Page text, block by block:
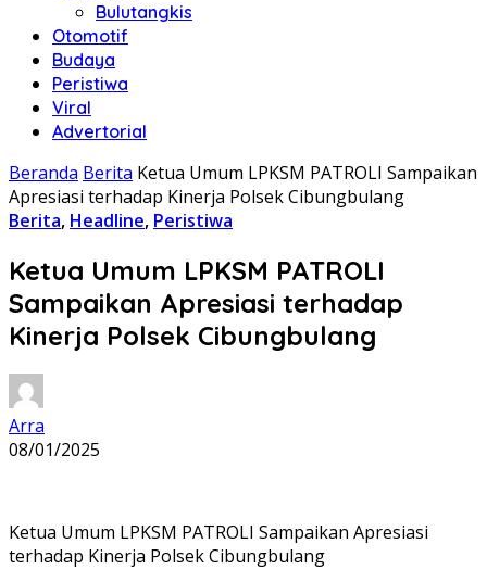
Bulutangkis
Otomotif
Budaya
Peristiwa
Viral
Advertorial
Beranda Berita Ketua Umum LPKSM PATROLI Sampaikan
Apresiasi terhadap Kinerja Polsek Cibungbulang
Berita, Headline, Peristiwa
Ketua Umum LPKSM PATROLI
Sampaikan Apresiasi terhadap
Kinerja Polsek Cibungbulang
Arra
08/01/2025
Ketua Umum LPKSM PATROLI Sampaikan Apresiasi
terhadap Kinerja Polsek Cibungbulang